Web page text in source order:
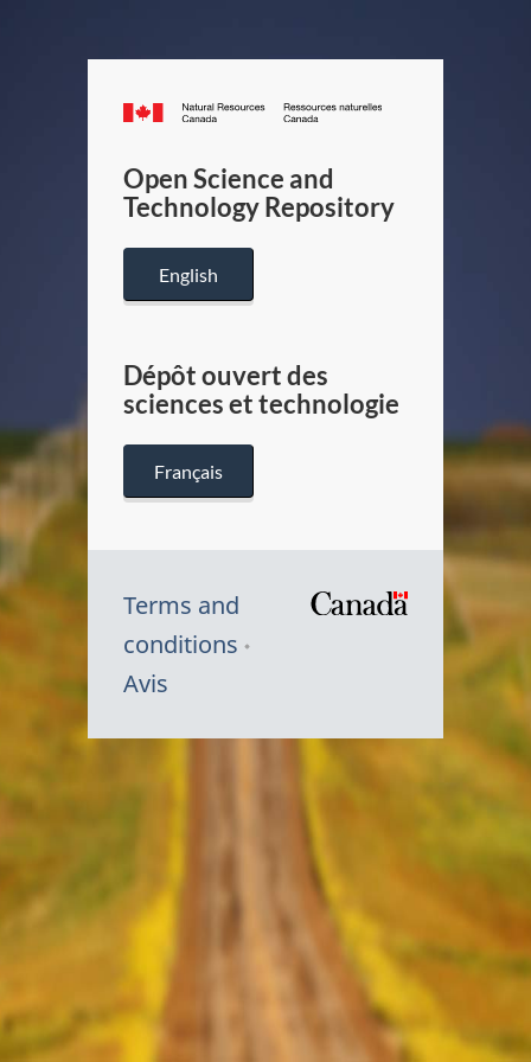
Canada.ca
/
Canada
Open Science and
Technology Repository
English
Dépôt ouvert des
sciences et technologie
Français
Terms and
conditions
Avis
Symbole
Canada